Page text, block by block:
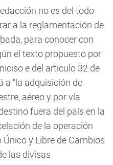
no es del todo
a la reglamentación de
para conocer con
el texto propuesto por
e del artículo 32 de
a "la adquisición de
aéreo y por vía
fuera del país en la
de la operación
y Libre de Cambios
las divisas